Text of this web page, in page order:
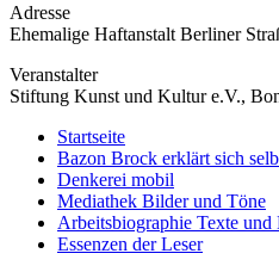
Adresse
Ehemalige Haftanstalt Berliner
Veranstalter
Stiftung Kunst und Kultur e.V.,
Startseite
Bazon Brock erklärt sich
Denkerei mobil
Mediathek Bilder und Töne
Arbeitsbiographie Texte und
Essenzen der Leser